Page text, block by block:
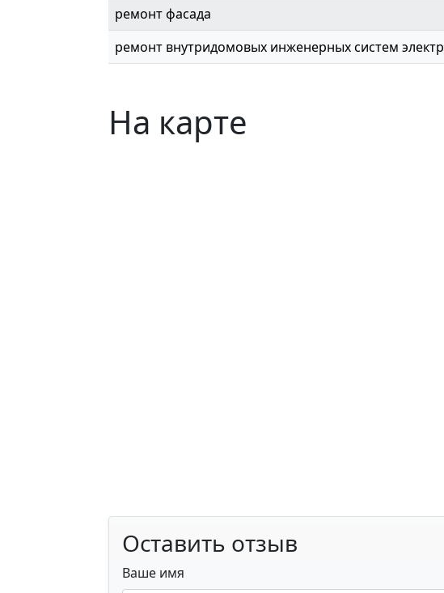
ремонт фасада
ремонт внутридомовых инженерных систем
На карте
Оставить отзыв
Ваше имя